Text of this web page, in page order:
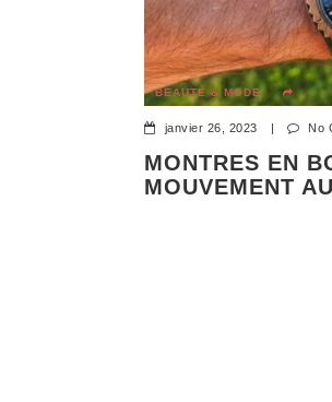
BEAUTÉ & MODE
janvier 26, 2023 No
MONTRES EN
MOUVEMENT